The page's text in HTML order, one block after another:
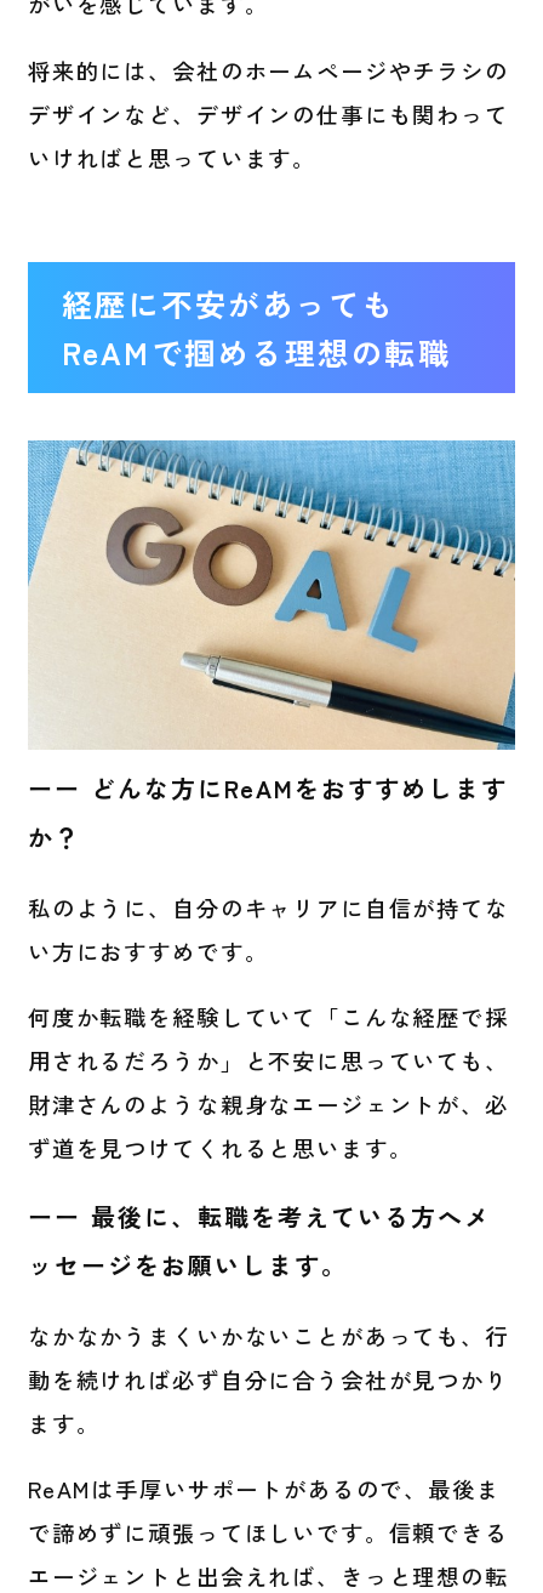
将来的には、会社のホームページやチラシの
デザインなど、デザインの仕事にも関わって
いければと思っています。
経歴に不安があっても
ReAMで掴める理想の転職
ーー どんな方にReAMをおすすめします
か？
私のように、自分のキャリアに自信が持てな
い方におすすめです。
何度か転職を経験していて「こんな経歴で採
用されるだろうか」と不安に思っていても、
財津さんのような親身なエージェントが、必
ず道を見つけてくれると思います。
ーー 最後に、転職を考えている方へメ
ッセージをお願いします。
なかなかうまくいかないことがあっても、行
動を続ければ必ず自分に合う会社が見つかり
ます。
ReAMは手厚いサポートがあるので、最後ま
で諦めずに頑張ってほしいです。信頼できる
エージェントと出会えれば、きっと理想の転